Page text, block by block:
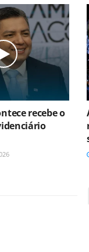
recebe o